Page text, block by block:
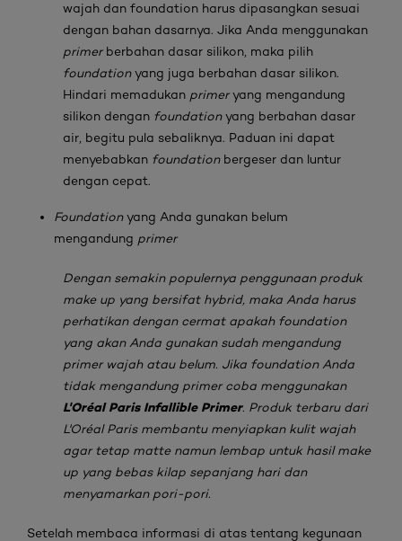
wajah dan foundation harus dipasangkan sesuai
dengan bahan dasarnya. Jika Anda menggunakan
primerberbahan dasar silikon, maka pilih
foundationyang juga berbahan dasar silikon.
Hindari memadukan primeryang mengandung
silikon dengan foundationyang berbahan dasar
air, begitu pula sebaliknya. Paduan ini dapat
menyebabkan foundationbergeser dan luntur
dengan cepat.
Foundationyang Anda gunakan belum
mengandung primer
Dengan semakin populernya penggunaan produk
make up yang bersifat hybrid, maka Anda harus
perhatikan dengan cermat apakah foundation
yang akan Anda gunakan sudah mengandung
primer wajah atau belum. Jika foundation Anda
tidak mengandung primer coba menggunakan
L'Oréal Paris Infallible Primer. Produk terbaru dari
L'Oréal Paris membantu menyiapkan kulit wajah
agar tetap matte namun lembap untuk hasil make
up yang bebas kilap sepanjang hari dan
menyamarkan pori-pori.
Setelah membaca informasi di atas tentang kegunaan